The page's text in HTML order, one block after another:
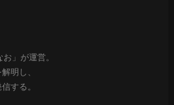
」が運営。
明し、
する。